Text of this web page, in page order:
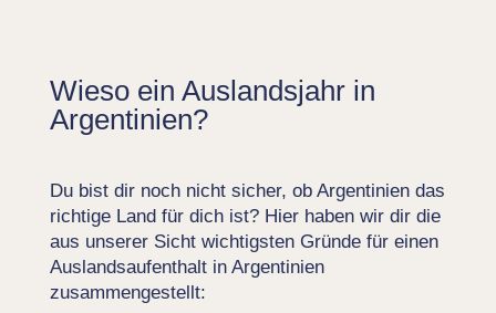
Wieso ein Auslandsjahr in
Argentinien?
Du bist dir noch nicht sicher, ob Argentinien das
richtige Land für dich ist? Hier haben wir dir die
aus unserer Sicht wichtigsten Gründe für einen
Auslandsaufenthalt in Argentinien
zusammengestellt: